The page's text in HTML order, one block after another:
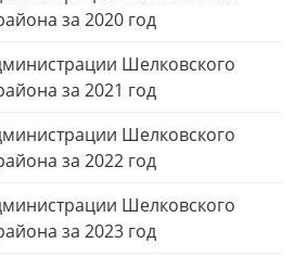
за 2020 год
Шелковского
за 2021 год
Шелковского
за 2022 год
Шелковского
за 2023 год